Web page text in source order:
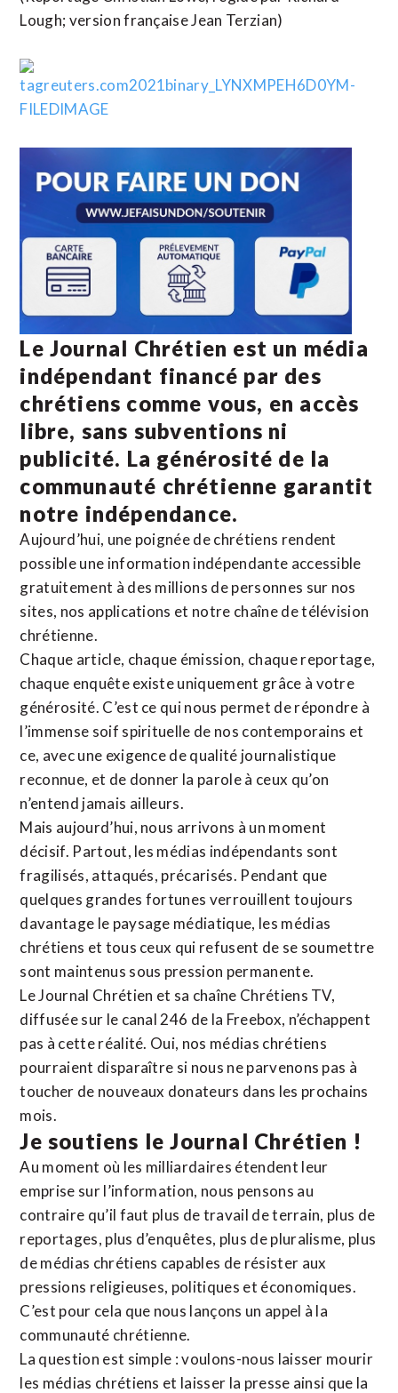
Lough; version française Jean Terzian)
Le Journal Chrétien est un média
indépendant financé par des
chrétiens comme vous, en accès
libre, sans subventions ni
publicité. La générosité de la
communauté chrétienne garantit
notre indépendance.
Aujourd’hui, une poignée de chrétiens rendent
possible une information indépendante accessible
gratuitement à des millions de personnes sur nos
sites, nos applications et notre chaîne de télévision
chrétienne.
Chaque article, chaque émission, chaque reportage,
chaque enquête existe uniquement grâce à votre
générosité. C’est ce qui nous permet de répondre à
l’immense soif spirituelle de nos contemporains et
ce, avec une exigence de qualité journalistique
reconnue, et de donner la parole à ceux qu’on
n’entend jamais ailleurs.
Mais aujourd’hui, nous arrivons à un moment
décisif. Partout, les médias indépendants sont
fragilisés, attaqués, précarisés. Pendant que
quelques grandes fortunes verrouillent toujours
davantage le paysage médiatique, les médias
chrétiens et tous ceux qui refusent de se soumettre
sont maintenus sous pression permanente.
Le Journal Chrétien et sa chaîne Chrétiens TV,
diffusée sur le canal 246 de la Freebox, n’échappent
pas à cette réalité. Oui, nos médias chrétiens
pourraient disparaître si nous ne parvenons pas à
toucher de nouveaux donateurs dans les prochains
mois.
Je soutiens le Journal Chrétien !
Au moment où les milliardaires étendent leur
emprise sur l’information, nous pensons au
contraire qu’il faut plus de travail de terrain, plus de
reportages, plus d’enquêtes, plus de pluralisme, plus
de médias chrétiens capables de résister aux
pressions religieuses, politiques et économiques.
C’est pour cela que nous lançons un appel à la
communauté chrétienne.
La question est simple : voulons-nous laisser mourir
les médias chrétiens et laisser la presse ainsi que la